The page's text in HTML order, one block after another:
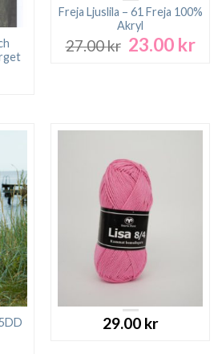
Freja Ljuslila – 61 Freja 100%
Akryl
27.00kr Det
23.00 krDet
29.00 kr